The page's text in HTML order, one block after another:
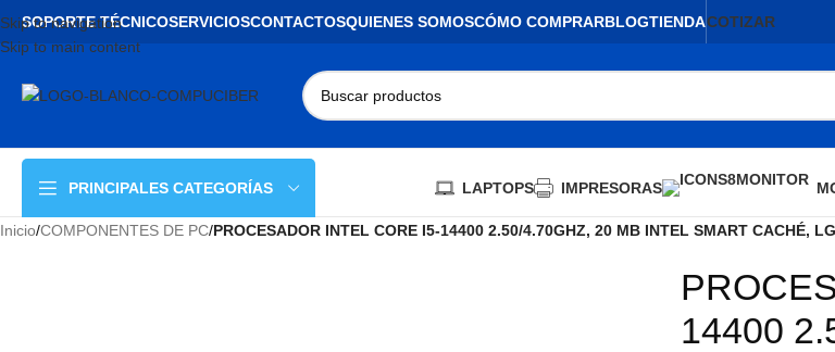
Skip to navigation
Skip to main content
SOPORTE TÉCNICOSERVICIOSCONTACTOSQUIENES SOMOSCÓMO COMPRARBLOGTIENDACOTIZAR
PRINCIPALES CATEGORÍAS LAPTOPS IMPRESORAS
Inicio/COMPONENTES DE PC/PROCESADOR INTEL CORE I5-14400 2.50/4.70GHZ, 20 MB INTEL SMART CACHÉ,
14400